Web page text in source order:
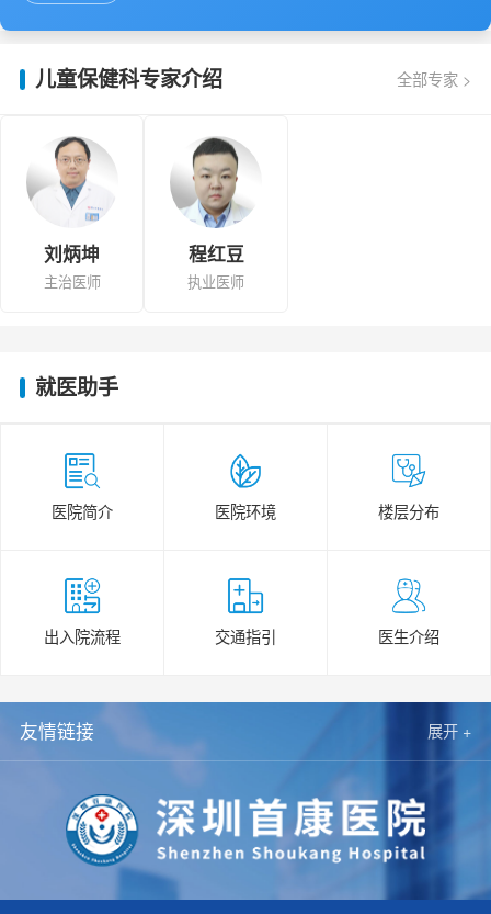
儿童保健科专家介绍 全部专家 >
刘炳坤
主治医师
程红豆
执业医师
就医助手
医院简介 医院环境 楼层分布
出入院流程 交通指引 医生介绍
友情链接 展开 +